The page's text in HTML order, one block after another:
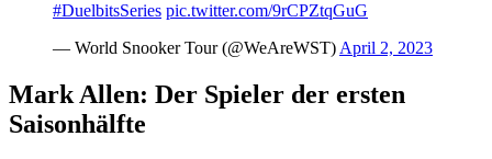
#DuelbitsSeries pic.twitter.com/9rCPZtqGuG
— World Snooker Tour (@WeAreWST) April 2, 2023
Mark Allen: Der Spieler der ersten
Saisonhälfte